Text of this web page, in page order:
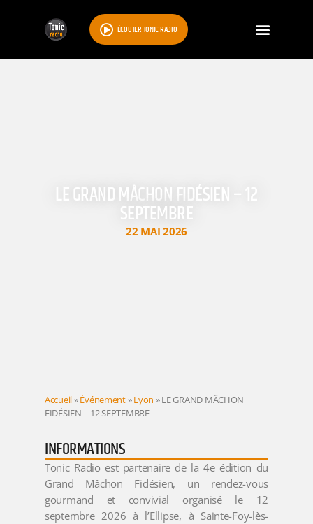
ÉCOUTER TONIC RADIO
LE GRAND MÂCHON FIDÉSIEN – 12
SEPTEMBRE
22 MAI 2026
Accueil»Événement»Lyon »LE GRAND MÂCHON
FIDÉSIEN – 12 SEPTEMBRE
INFORMATIONS
Tonic Radio est partenaire de la 4e édition du
Grand Mâchon Fidésien, un rendez-vous
gourmand et convivial organisé le 12
septembre 2026 à l’Ellipse, à Sainte-Foy-lès-